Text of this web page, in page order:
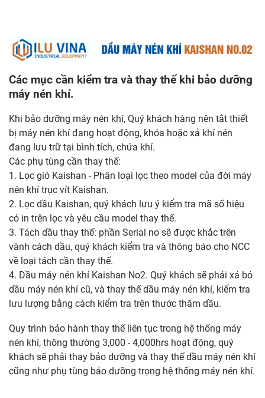
Các mục cần kiểm tra và thay thế khi bảo dưỡng
máy nén khí.
Khi bảo dưỡng máy nén khí, Quý khách hàng nên tắt thiết
bị máy nén khí đang hoạt động, khóa hoặc xả khí nén
đang lưu trữ tại bình tích, chứa khí.
Các phụ tùng cần thay thế:
1. Lọc gió Kaishan - Phân loại lọc theo model của đời máy
nén khí trục vít Kaishan.
2. Lọc dầu Kaishan, quý khách lưu ý kiểm tra mã số hiệu
có in trên lọc và yêu cầu model thay thế.
3. Tách dầu thay thế: phần Serial no sẽ được khắc trên
vành cách dầu, quý khách kiểm tra và thông báo cho NCC
về loại tách cần thay thế.
4. Dầu máy nén khí Kaishan No2. Quý khách sẽ phải xả bỏ
dầu máy nén khí cũ, và thay thế dầu máy nén khí, kiểm tra
lưu lượng bằng cách kiểm tra trên thước thăm dầu.
Quy trình bảo hành thay thế liên tục trong hệ thống máy
nén khí, thông thường 3,000 - 4,000hrs hoạt động, quý
khách sẽ phải thay bảo dưỡng và thay thế dầu máy nén khí
cũng như phụ tùng bảo dưỡng trọng hệ thống máy nén khí.